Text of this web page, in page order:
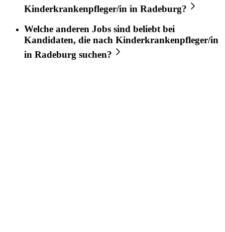
Kinderkrankenpfleger/in in Radeburg?
Welche anderen Jobs sind beliebt bei
Kandidaten, die nach Kinderkrankenpfleger/in
in Radeburg suchen?